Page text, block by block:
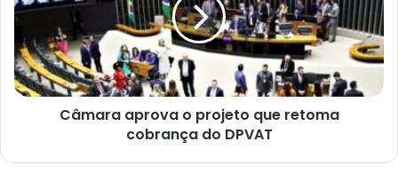
Câmara aprova o projeto que retoma
cobrança do DPVAT